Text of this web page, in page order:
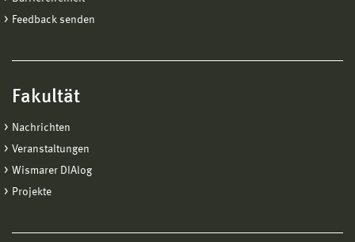
Feedback senden
Fakultät
Nachrichten
Veranstaltungen
Wismarer DIAlog
Projekte